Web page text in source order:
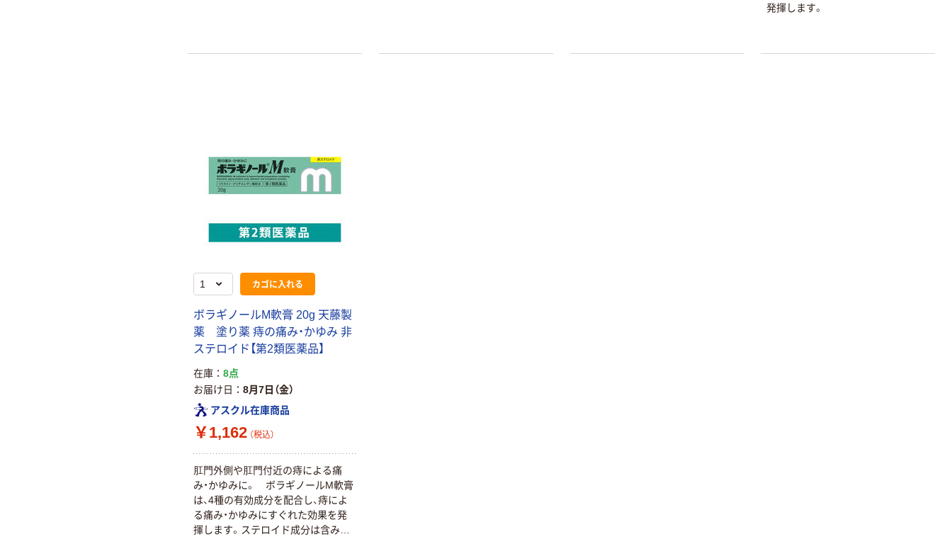
発揮します。
カゴに入れる
ボラギノールM軟膏 20g 天藤製
薬 塗り薬 痔の痛み・かゆみ 非
ステロイド【第2類医薬品】
在庫
8点
お届け日
8月7日（金）
アスクル在庫商品
￥1,162 （税込）
肛門外側や肛門付近の痔による痛
み・かゆみに。 ボラギノールM軟膏
は、4種の有効成分を配合し、痔によ
る痛み・かゆみにすぐれた効果を発
揮します。ステロイド成分は含みま